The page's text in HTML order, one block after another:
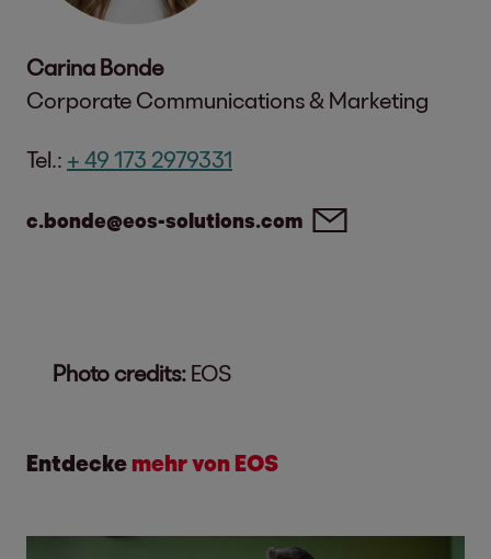
Carina Bonde
Corporate Communications & Marketing
Tel.: + 49 173 2979331
c.bonde@eos-solutions.com
Photo credits: EOS
Entdecke mehr von EOS